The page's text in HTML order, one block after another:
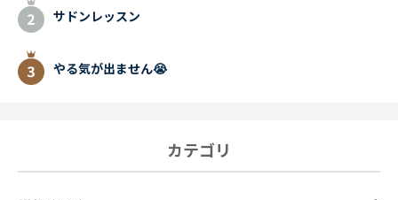
サドンレッスン
やる気が出ません😭
カテゴリ